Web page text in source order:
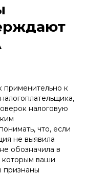
применительно к
налоговую
что, если
не выявила
обозначила в
которым ваши
признаны